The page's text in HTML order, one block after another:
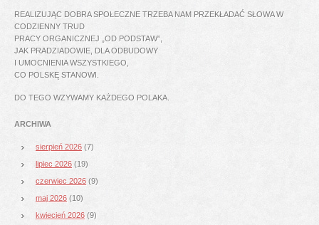
REALIZUJĄC DOBRA SPOŁECZNE TRZEBA NAM PRZEKŁADAĆ SŁOWA W
CODZIENNY TRUD
PRACY ORGANICZNEJ „OD PODSTAW”,
JAK PRADZIADOWIE, DLA ODBUDOWY
I UMOCNIENIA WSZYSTKIEGO,
CO POLSKĘ STANOWI.
DO TEGO WZYWAMY KAŻDEGO POLAKA.
ARCHIWA
sierpień 2026 (7)
lipiec 2026 (19)
czerwiec 2026 (9)
maj 2026 (10)
kwiecień 2026 (9)